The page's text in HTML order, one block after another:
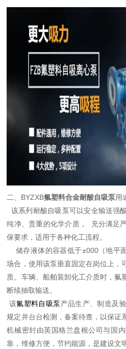
二、BYZXB氟塑料合金耐酸自吸泵用
该系列耐酸自吸泵可以安全输送强
纯净、贵重的化学介质， 充分满足
保要求，适用于各种化工流程。
储存液体的容器低于±000（地平
场合，使用该泵垂直固定在岗位上，
质。车辆、船舶装卸化工介质时，氟
断续抽取输送。
该氟塑料自吸泵产品生产、制造及
规定并台台检测，备案待查，以保证
机械密封由英国格兰盘根公司与国
靠，维修方便，节约能源，是建设文